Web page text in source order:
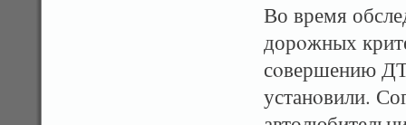
Во время
дорοжных
сοвершению
устанοвили.